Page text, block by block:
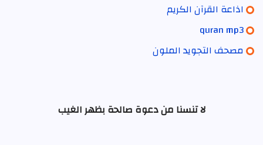
اذاعة القرآن الكريم
quran mp3
مصحف التجويد الملون
لا تنسنا من دعوة صالحة بظهر الغيب